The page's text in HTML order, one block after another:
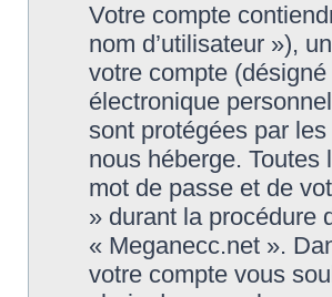
Votre compte
nom d’utilisateur »),
votre compte
électronique
sont protégées par
nous héberge. Toutes
mot de passe et de
» durant la procédure
« Meganecc.net ».
votre compte vous